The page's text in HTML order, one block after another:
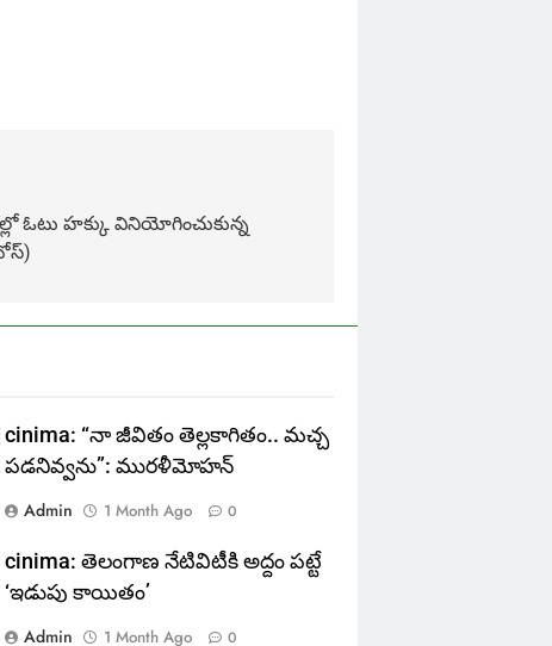
ఓటు హక్కు వినియోగించుకున్న
cinima: “నా జీవితం తెల్లకాగితం.. మచ్చ
పడనివ్వను”: మురళీమోహన్
Admin
1 Month Ago 0
cinima: తెలంగాణ నేటివిటీకి అద్దం పట్టే
‘ఇడుపు కాయితం’
Admin
1 Month Ago 0